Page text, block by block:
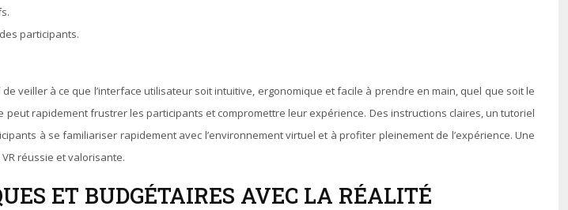
participants.
veiller à ce que l’interface utilisateur soit intuitive, ergonomique et facile à prendre en main, quel que soit le
rapidement frustrer les participants et compromettre leur expérience. Des instructions claires, un tutoriel
à se familiariser rapidement avec l’environnement virtuel et à profiter pleinement de l’expérience. Une
réussie et valorisante.
ET BUDGÉTAIRES AVEC LA RÉALITÉ